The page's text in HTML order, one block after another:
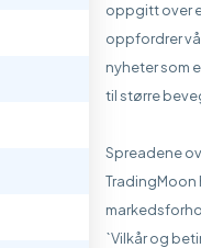
oppgitt over
oppfordrer
nyheter som
til større
Spreadene
TradingMoon
`Vilkår og